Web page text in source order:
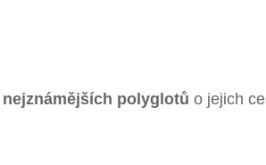
polyglotů o jejich